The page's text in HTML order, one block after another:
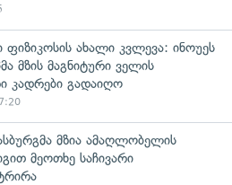
ახალი კვლევა: ინოუეს
მზის მაგნიტური ველის
კადრები გადაიღო
მზია ამაღლობელის
მეოთხე საჩივარი